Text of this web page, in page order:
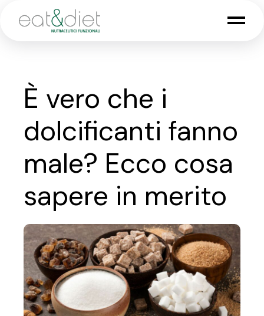
È vero che i
dolcificanti fanno
male? Ecco cosa
sapere in merito